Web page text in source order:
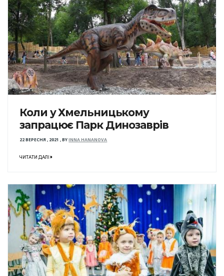
Коли у Хмельницькому
запрацює Парк Динозаврів
22 ВЕРЕСНЯ , 2021 ,BYINNA HANANOVA
ЧИТАТИ ДАЛІ